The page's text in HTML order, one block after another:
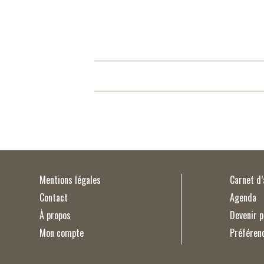
Mentions légales
Contact
À propos
Mon compte
Carnet
Agenda
Devenir